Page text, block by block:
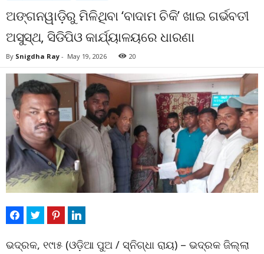
ଅଙ୍ଗନୱାଡ଼ିରୁ ମିଳିଥିବା ‘ବାଦାମ ଚିକି’ ଖାଇ ଗର୍ଭବତୀ
ଅସୁସ୍ଥ, ସିଡିପିଓ କାର୍ଯ୍ୟାଳୟରେ ଧାରଣା
By Snigdha Ray - May 19, 2026 20
ଭଦ୍ରକ, ୧୯ା୫ (ଓଡ଼ିଆ ପୁଅ / ସ୍ନିଗ୍ଧା ରାୟ) – ଭଦ୍ରକ ଜିଲ୍ଲା